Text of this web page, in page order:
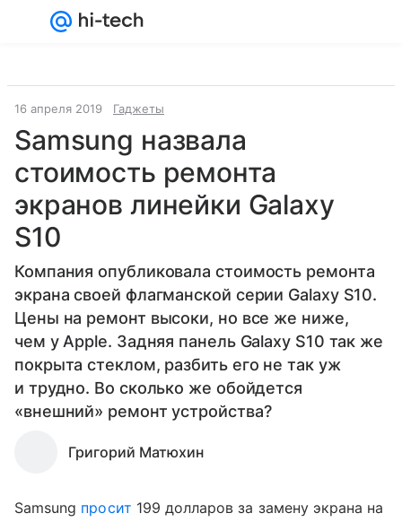
16 апреля 2019 Гаджеты
Samsung назвала
стоимость ремонта
экранов линейки Galaxy
S10
Компания опубликовала стоимость ремонта
экрана своей флагманской серии Galaxy S10.
Цены на ремонт высоки, но все же ниже,
чем у Apple. Задняя панель Galaxy S10 так же
покрыта стеклом, разбить его не так уж
и трудно. Во сколько же обойдется
«внешний» ремонт устройства?
Григорий Матюхин
Samsung просит 199 долларов за замену экрана на